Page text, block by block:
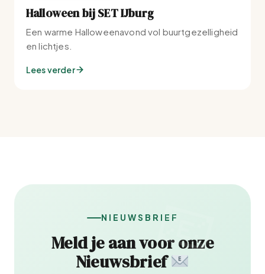
Halloween bij SET IJburg
Een warme Halloweenavond vol buurtgezelligheid
en lichtjes.
Lees verder
NIEUWSBRIEF
Meld je aan voor onze
Nieuwsbrief